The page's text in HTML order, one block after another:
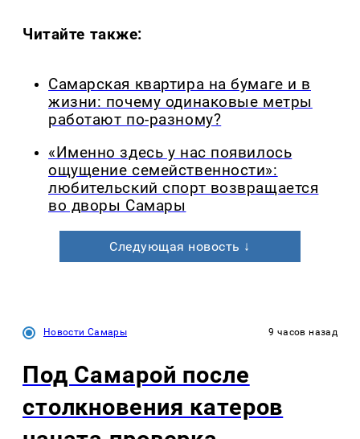
Читайте также:
Самарская квартира на бумаге и в
жизни: почему одинаковые метры
работают по-разному?
«Именно здесь у нас появилось
ощущение семейственности»:
любительский спорт возвращается
во дворы Самары
Следующая новость ↓
Новости Самары 9 часов назад
Под Самарой после
столкновения катеров